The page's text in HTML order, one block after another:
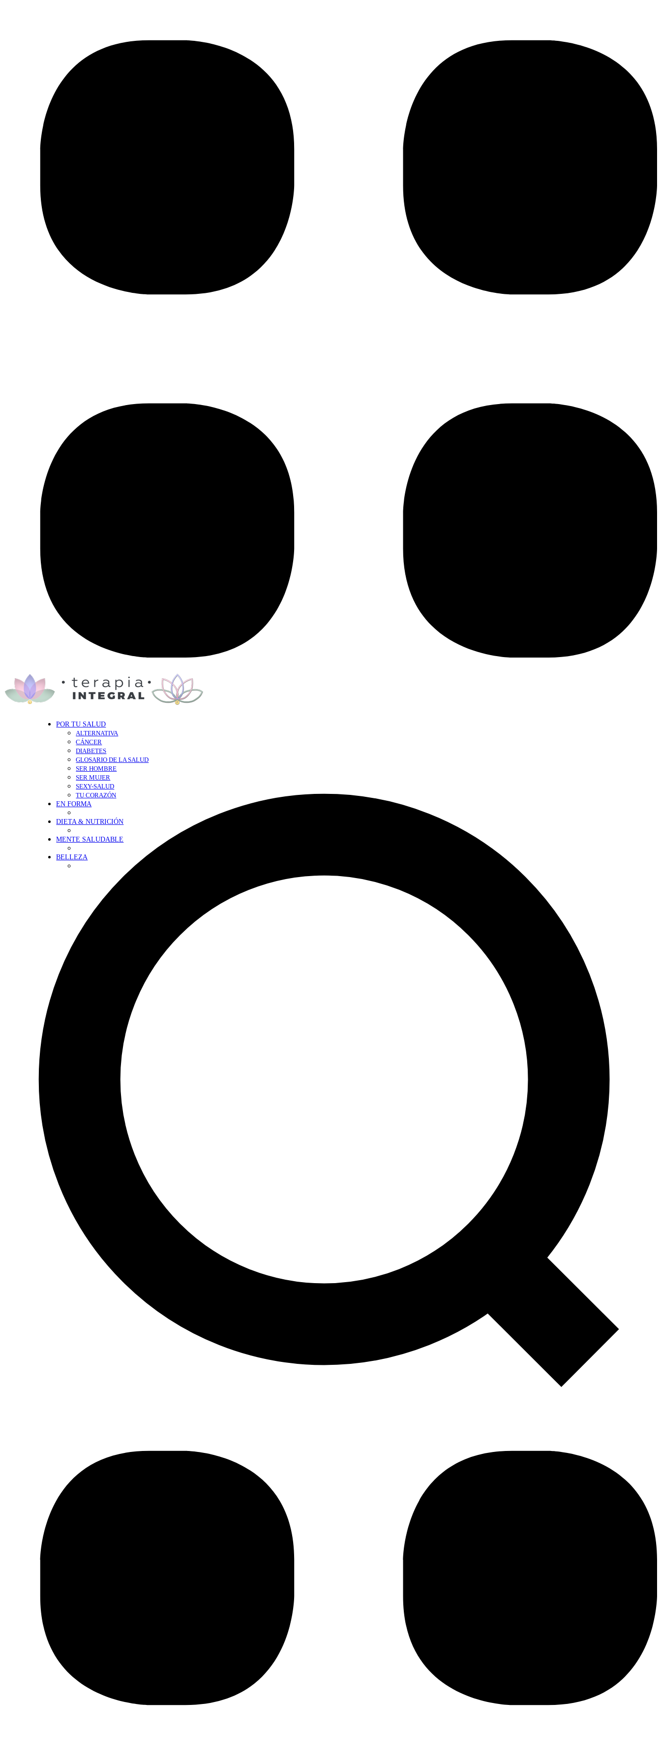
POR TU SALUD
ALTERNATIVA
CÁNCER
DIABETES
GLOSARIO DE LA SALUD
SER HOMBRE
SER MUJER
SEXY-SALUD
TU CORAZÓN
EN FORMA
DIETA & NUTRICIÓN
MENTE SALUDABLE
BELLEZA